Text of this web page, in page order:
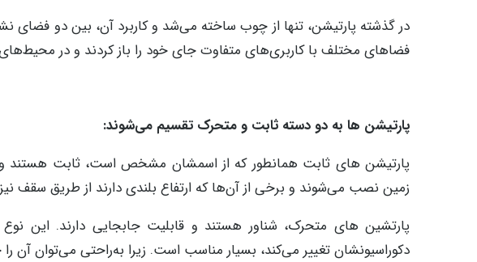
در گذشته پارتیشن، تنها از چوب ساخته می‌شد و کاربرد آن، بین دو فضای
فضاهای مختلف با کاربری‌های متفاوت جای خود را باز کردند و در
پارتیشن‌ ها به دو دسته ثابت و متحرک تقسیم می‌شوند:
پارتیشن‌ های ثابت همانطور که از اسمشان مشخص است، ثابت هستند و
زمین نصب می‌شوند و برخی از آن‌ها که ارتفاع بلندی دارند از طریق سقف
پارتشین‌ های متحرک، شناور هستند و قابلیت جابجایی دارند. این
دکوراسیونشان تغییر می‌کند، بسیار مناسب است. زیرا به‌راحتی می‌توان آن